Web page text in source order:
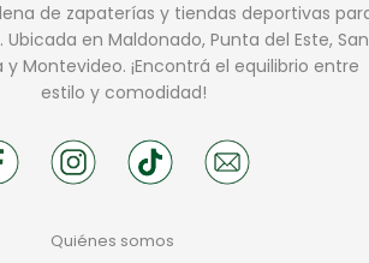
de zapaterías y tiendas deportivas
en Maldonado, Punta del Este, San
y Montevideo. ¡Encontrá el equilibrio entre
estilo y comodidad!
Quiénes somos